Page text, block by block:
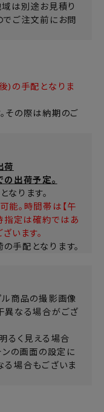
は別途お見積り
でご注文前にお問
)の手配となりま
その際は納期のご
荷
出荷予定。
ります。
能。時間帯は【午
指定は確約ではあ
います。
手配となります。
ル商品の撮影画像
異なる場合がござ
るく見える場合
ンの画面の設定に
る場合もございま